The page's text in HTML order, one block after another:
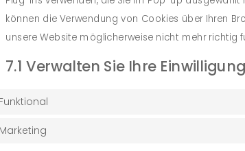
können die Verwendung von Cookies über Ihren
unsere Website möglicherweise nicht mehr richtig
7.1 Verwalten Sie Ihre
Funktional
Marketing